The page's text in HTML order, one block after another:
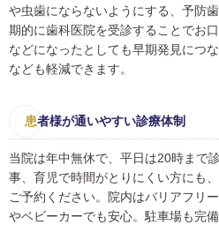
や虫歯にならないようにする、予防
期的に歯科医院を受診することでお
などになったとしても早期発見につ
なども軽減できます。
患者様が通いやすい診療体制
当院は年中無休で、平日は20時まで
事、育児で時間がとりにくい方にも
ご予約ください。院内はバリアフリ
やベビーカーでも安心。駐車場も完